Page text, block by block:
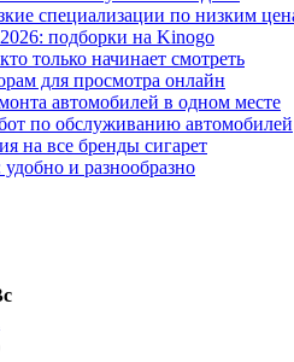
специализации по низким
подборки на Kinogo
только начинает смотреть
для просмотра онлайн
автомобилей в одном месте
по обслуживанию автомобилей
на все бренды сигарет
и разнообразно